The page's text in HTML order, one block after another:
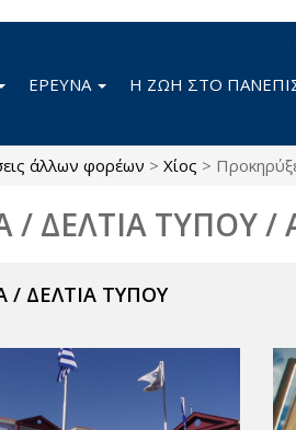
ΕΡΕΥΝΑ Η ΖΩΗ ΣΤΟ
άλλων φορέων > Χίος >
/ ΔΕΛΤΙΑ ΤΥΠΟΥ /
/ ΔΕΛΤΙΑ ΤΥΠΟΥ